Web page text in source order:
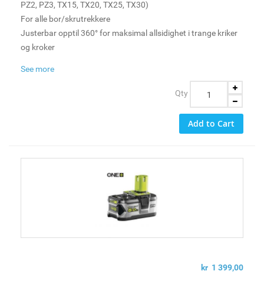
PZ2, PZ3, TX15, TX20, TX25, TX30)
For alle bor/skrutrekkere
Justerbar opptil 360° for maksimal allsidighet i trange kriker
og kroker
Nm moment
See more
Qty
Add to Cart
kr 1 399,00